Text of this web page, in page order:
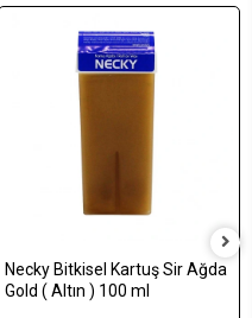
Necky Bitkisel Kartuş Sir Ağda
Gold ( Altın ) 100 ml